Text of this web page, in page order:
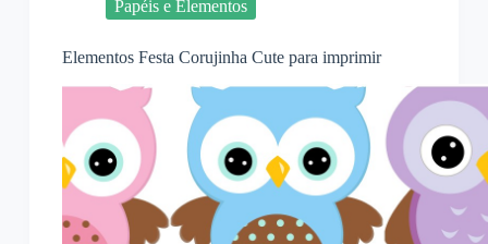
Papéis e Elementos
Elementos Festa Corujinha Cute para imprimir